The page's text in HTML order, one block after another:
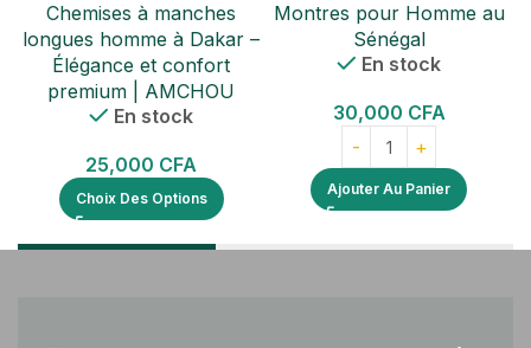
Chemises à manches
longues homme à Dakar –
Élégance et confort
premium | AMCHOU
En stock
25,000 CFA
Choix Des Options
Montres pour Homme au
Sénégal
En stock
30,000 CFA
Ajouter Au Panier